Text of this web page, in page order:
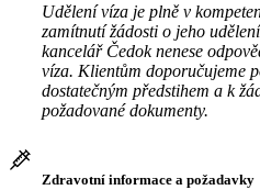
Udělení víza je plně v
zamítnutí žádosti o jeho
kancelář Čedok nenese
víza. Klientům doporučujeme
dostatečným předstihem a k
požadované dokumenty.
Zdravotní informace a požadavky